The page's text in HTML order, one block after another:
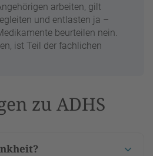
arbeiten, gilt
und entlasten ja –
beurteilen nein.
ist Teil der fachlichen
zu ADHS